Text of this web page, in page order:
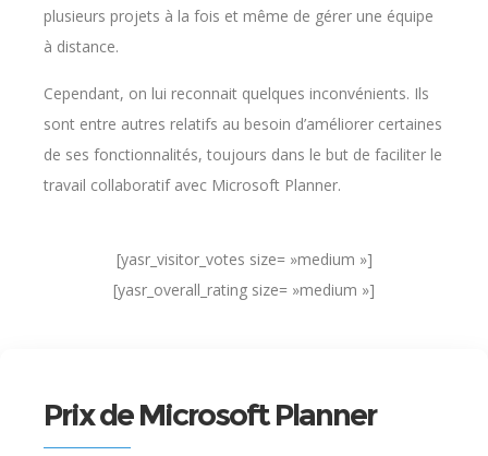
plusieurs projets à la fois et même de gérer une équipe
à distance.
Cependant, on lui reconnait quelques inconvénients. Ils
sont entre autres relatifs au besoin d’améliorer certaines
de ses fonctionnalités, toujours dans le but de faciliter le
travail collaboratif avec Microsoft Planner.
[yasr_visitor_votes size= »medium »]
[yasr_overall_rating size= »medium »]
Prix de Microsoft Planner